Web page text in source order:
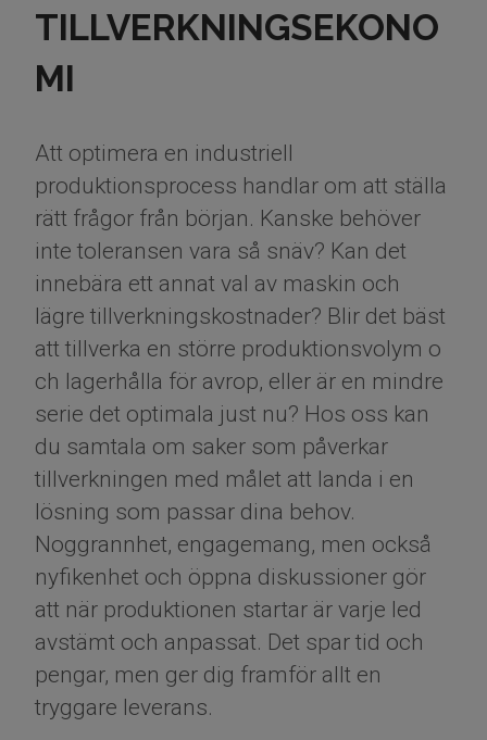
TILLVERKNINGSEKONO
MI
​​​​​​​Att optimera en industriell
produktionsprocess handlar om att ställa
rätt frågor från början. Kanske behöver
inte toleransen vara så snäv? Kan det
innebära ett annat val av maskin och
lägre tillverkningskostnader? Blir det bäst
att tillverka en större produktionsvolym o
ch lagerhålla för avrop, eller är en mindre
serie det optimala just nu? Hos oss kan
du samtala om saker som påverkar
tillverkningen med målet att landa i en
lösning som passar dina behov.
Noggrannhet, engagemang, men också
nyfikenhet och öppna diskussioner gör
att när produktionen startar är varje led
avstämt och anpassat. Det spar tid och
pengar, men ger dig framför allt en
tryggare leverans.